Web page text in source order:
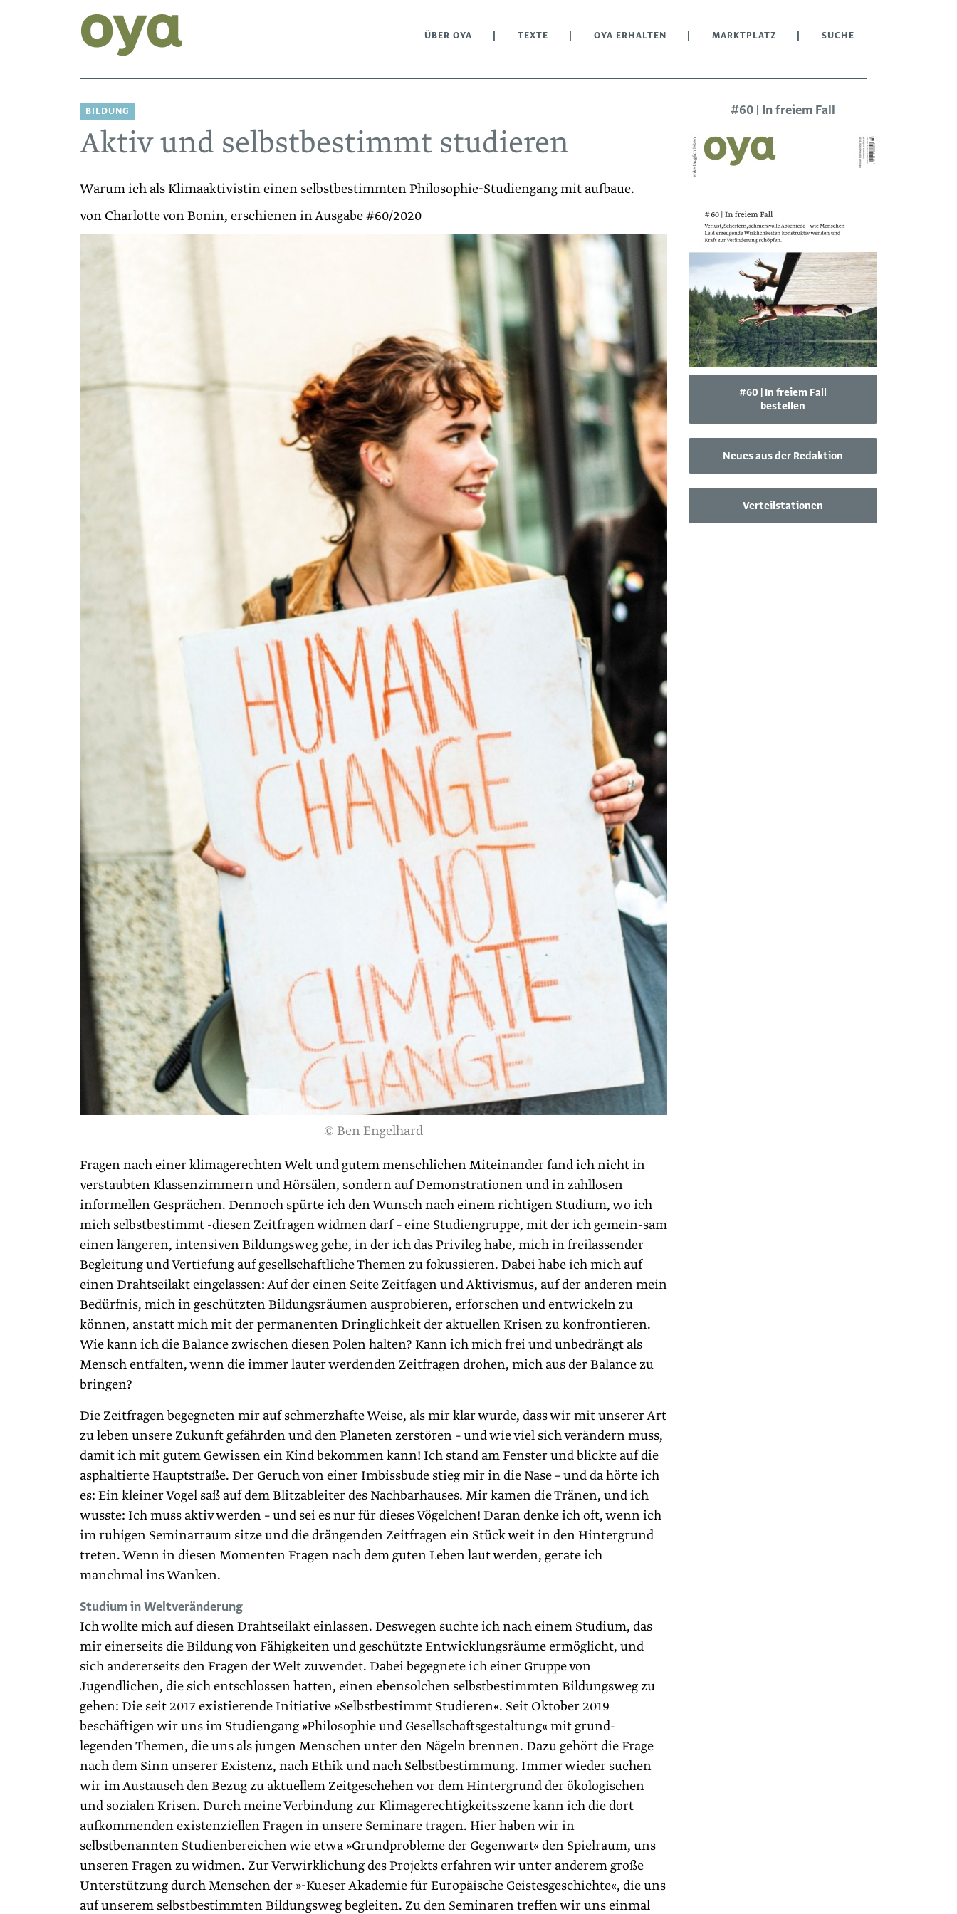
ÜBER OYA TEXTE OYA ERHALTEN MARKTPLATZ SUCHE
BILDUNG
Aktiv und selbstbestimmt studieren
Warum ich als Klimaaktivistin einen selbstbestimmten Philosophie-Studiengang mit aufbaue.
von Charlotte von Bonin, erschienen in Ausgabe #60/2020
© Ben Engelhard
Fragen nach einer klimagerechten Welt und gutem menschlichen Miteinander fand ich nicht in
verstaubten Klassenzimmern und Hörsälen, sondern auf Demonstrationen und in zahllosen
informellen Gesprächen. Dennoch spürte ich den Wunsch nach einem richtigen Studium, wo ich
mich selbstbestimmt -diesen Zeitfragen widmen darf – eine Studiengruppe, mit der ich gemein-sam
einen längeren, intensiven Bildungsweg gehe, in der ich das Privileg habe, mich in freilassender
Begleitung und Vertiefung auf gesellschaftliche Themen zu fokussieren. Dabei habe ich mich auf
einen Drahtseilakt eingelassen: Auf der einen Seite Zeitfagen und Aktivismus, auf der anderen mein
Bedürfnis, mich in geschützten Bildungsräumen ausprobieren, erforschen und entwickeln zu
können, anstatt mich mit der permanenten Dringlichkeit der aktuellen Krisen zu konfrontieren.
Wie kann ich die Balance zwischen diesen Polen halten? Kann ich mich frei und unbedrängt als
Mensch entfalten, wenn die immer lauter werdenden Zeitfragen drohen, mich aus der Balance zu
bringen?
Die Zeitfragen begegneten mir auf schmerzhafte Weise, als mir klar wurde, dass wir mit unserer Art
zu leben unsere Zukunft gefährden und den Planeten zerstören – und wie viel sich verändern muss,
damit ich mit gutem Gewissen ein Kind bekommen kann! Ich stand am Fenster und blickte auf die
asphaltierte Hauptstraße. Der Geruch von einer Imbissbude stieg mir in die Nase – und da hörte ich
es: Ein kleiner Vogel saß auf dem Blitzableiter des Nachbarhauses. Mir kamen die Tränen, und ich
wusste: Ich muss aktiv werden – und sei es nur für dieses Vögelchen! Daran denke ich oft, wenn ich
im ruhigen Seminarraum sitze und die drängenden Zeitfragen ein Stück weit in den Hintergrund
treten. Wenn in diesen Momenten Fragen nach dem guten Leben laut werden, gerate ich
manchmal ins Wanken.
Studium in Weltveränderung
Ich wollte mich auf diesen Drahtseilakt einlassen. Deswegen suchte ich nach einem Studium, das
mir einerseits die Bildung von Fähigkeiten und geschützte Entwicklungsräume ermöglicht, und
sich andererseits den Fragen der Welt zuwendet. Dabei begegnete ich einer Gruppe von
Jugendlichen, die sich entschlossen hatten, einen ebensolchen selbstbestimmten Bildungsweg zu
gehen: Die seit 2017 existierende Initiative »Selbstbestimmt Studieren«. Seit Oktober 2019
beschäftigen wir uns im Studiengang »Philosophie und Gesellschaftsgestaltung« mit grund-
legenden Themen, die uns als jungen Menschen unter den Nägeln brennen. Dazu gehört die Frage
nach dem Sinn unserer Existenz, nach Ethik und nach Selbstbestimmung. Immer wieder suchen
wir im Austausch den Bezug zu aktuellem Zeitgeschehen vor dem Hintergrund der ökologischen
und sozialen Krisen. Durch meine Verbindung zur Klimagerechtigkeitsszene kann ich die dort
aufkommenden existenziellen Fragen in unsere Seminare tragen. Hier haben wir in
selbstbenannten Studienbereichen wie etwa »Grundprobleme der Gegenwart« den Spielraum, uns
unseren Fragen zu widmen. Zur Verwirklichung des Projekts erfahren wir unter anderem große
Unterstützung durch Menschen der »-Kueser Akademie für Europäische Geistesgeschichte«, die uns
auf unserem selbstbestimmten Bildungsweg begleiten. Zu den Seminaren treffen wir uns einmal
#60 | In freiem Fall
#60 | In freiem Fall
bestellen
Neues aus der Redaktion
Verteilstationen